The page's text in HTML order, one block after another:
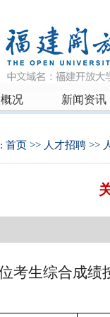
况 新闻资讯
首页 >> 人才招聘 >>
考生综合成绩